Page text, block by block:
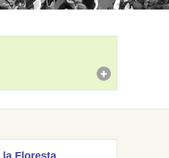
la Floresta